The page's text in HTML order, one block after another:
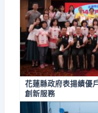
花蓮縣政府表揚績優
創新服務